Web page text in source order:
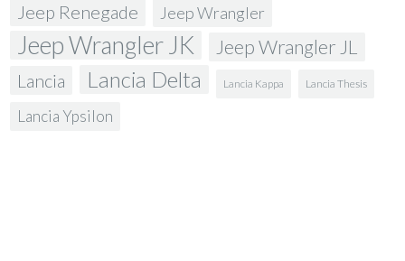
Jeep Renegade Jeep Wrangler
Jeep Wrangler JK Jeep Wrangler JL
Lancia Lancia Delta Lancia Kappa Lancia Thesis
Lancia Ypsilon